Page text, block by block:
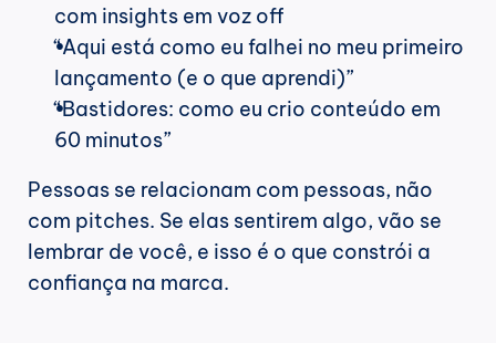
com insights em voz off
“Aqui está como eu falhei no meu primeiro
lançamento (e o que aprendi)”
“Bastidores: como eu crio conteúdo em
60 minutos”
Pessoas se relacionam com pessoas, não
com pitches. Se elas sentirem algo, vão se
lembrar de você, e isso é o que constrói a
confiança na marca.